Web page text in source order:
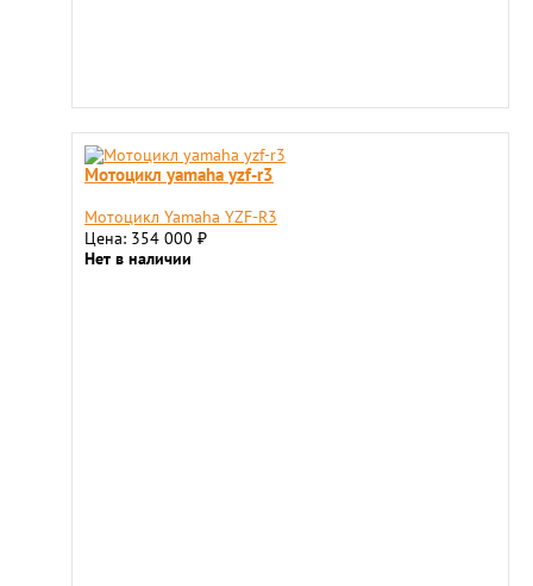
Мотоцикл yamaha yzf-r3
Мотоцикл Yamaha YZF-R3
Цена: 354 000 ₽
Нет в наличии